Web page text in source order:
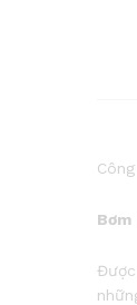
Bơm